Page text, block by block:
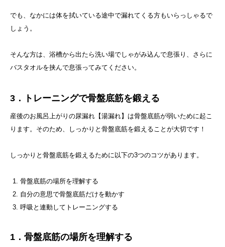
でも、なかには体を拭いている途中で漏れてくる方もいらっしゃるで
しょう。
そんな方は、浴槽から出たら洗い場でしゃがみ込んで息張り、さらに
バスタオルを挟んで息張ってみてください。
3．トレーニングで骨盤底筋を鍛える
産後のお風呂上がりの尿漏れ【湯漏れ】は骨盤底筋が弱いために起こ
ります。そのため、しっかりと骨盤底筋を鍛えることが大切です！
しっかりと骨盤底筋を鍛えるために以下の3つのコツがあります。
骨盤底筋の場所を理解する
自分の意思で骨盤底筋だけを動かす
呼吸と連動してトレーニングする
1．骨盤底筋の場所を理解する